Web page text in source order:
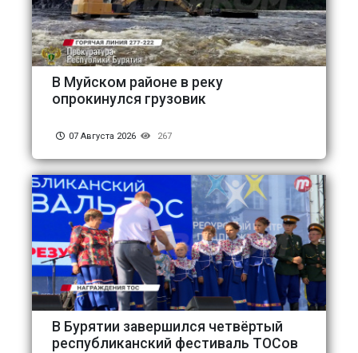
В Муйском районе в реку
опрокинулся грузовик
07 Августа 2026 267
В Бурятии завершился четвёртый
республиканский фестиваль ТОСов